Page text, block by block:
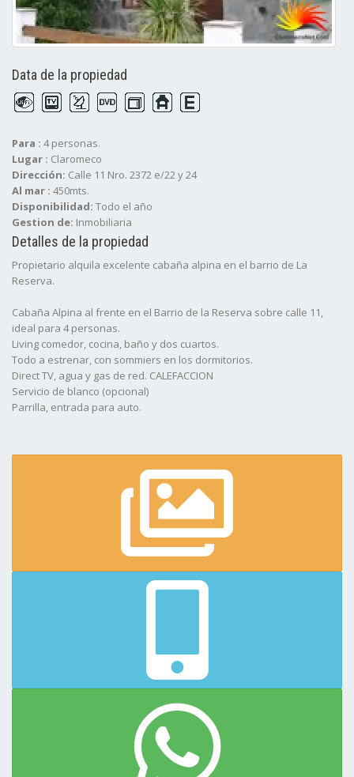
Data de la propiedad
Para : 4 personas.
Lugar : Claromeco
Dirección: Calle 11 Nro. 2372 e/22 y 24
Al mar : 450mts.
Disponibilidad: Todo el año
Gestion de: Inmobiliaria
Detalles de la propiedad
Propietario alquila excelente cabaña alpina en el barrio de La
Reserva.
Cabaña Alpina al frente en el Barrio de la Reserva sobre calle 11,
ideal para 4 personas.
Living comedor, cocina, baño y dos cuartos.
Todo a estrenar, con sommiers en los dormitorios.
Direct TV, agua y gas de red. CALEFACCION
Servicio de blanco (opcional)
Parrilla, entrada para auto.